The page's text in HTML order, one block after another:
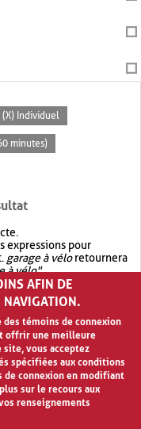
(X) Individuel
minutes)
expressions pour
garage à véloretournera
à vélo".
OR.garage OR vélo
quegarage à vélo
AFIN DE
NAVIGATION.
témoins de connexion
offrir une meilleure
site, vous acceptez
spécifiées aux conditions
de connexion en modifiant
sur le recours aux
renseignements